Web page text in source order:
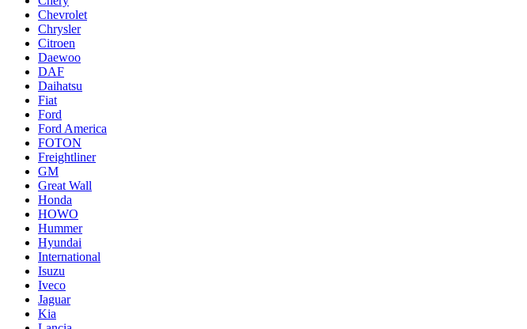
Chevrolet
Chrysler
Citroen
Daewoo
DAF
Daihatsu
Fiat
Ford
Ford America
FOTON
Freightliner
GM
Great Wall
Honda
HOWO
Hummer
Hyundai
International
Isuzu
Iveco
Jaguar
Kia